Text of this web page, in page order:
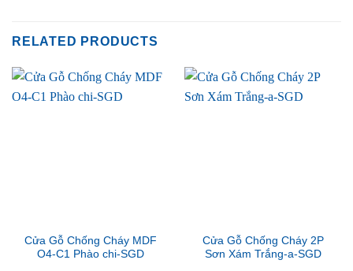
RELATED PRODUCTS
Cửa Gỗ Chống Cháy MDF
O4-C1 Phào chi-SGD
Cửa Gỗ Chống Cháy 2P
Sơn Xám Trắng-a-SGD